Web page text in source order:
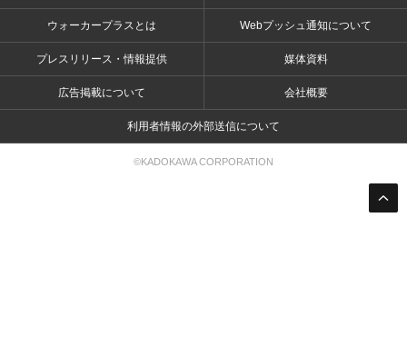
ウォーカープラスとは Webプッシュ通知について
プレスリリース・情報提供 媒体資料
広告掲載について 会社概要
利用者情報の外部送信について
©KADOKAWA CORPORATION